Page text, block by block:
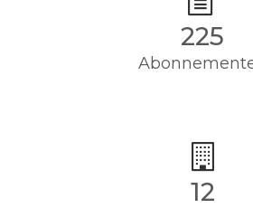
225
12